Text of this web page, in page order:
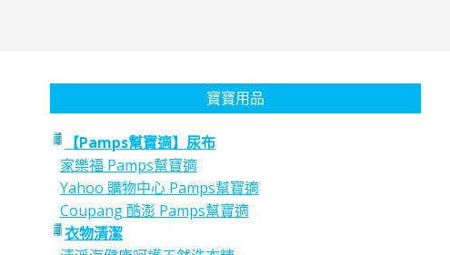
寶寶用品
【Pamps幫寶適】尿布
家樂福 Pamps幫寶適
Yahoo 購物中心 Pamps幫寶適
Coupang 酷澎 Pamps幫寶適
衣物清潔